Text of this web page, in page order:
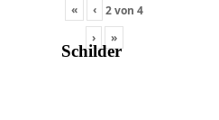
« ‹ 2von4
›
»
Schilder